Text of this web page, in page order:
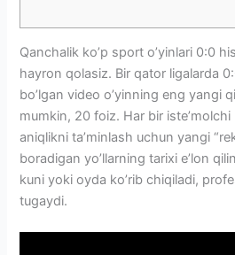
Qanchalik ko’p sport o’yinlari 0:0
hayron qolasiz. Bir qator ligalarda
bo’lgan video o’yinning eng yangi
mumkin, 20 foiz. Har bir
aniqlikni ta’minlash uchun yangi
boradigan yo’llarning tarixi e’lon
kuni yoki oyda ko’rib chiqiladi,
tugaydi.